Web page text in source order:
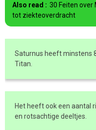
Also read : 30 Feiten over
tot ziekteoverdracht
Saturnus heeft minstens
Titan.
Het heeft ook een aantal
en rotsachtige deeltjes.